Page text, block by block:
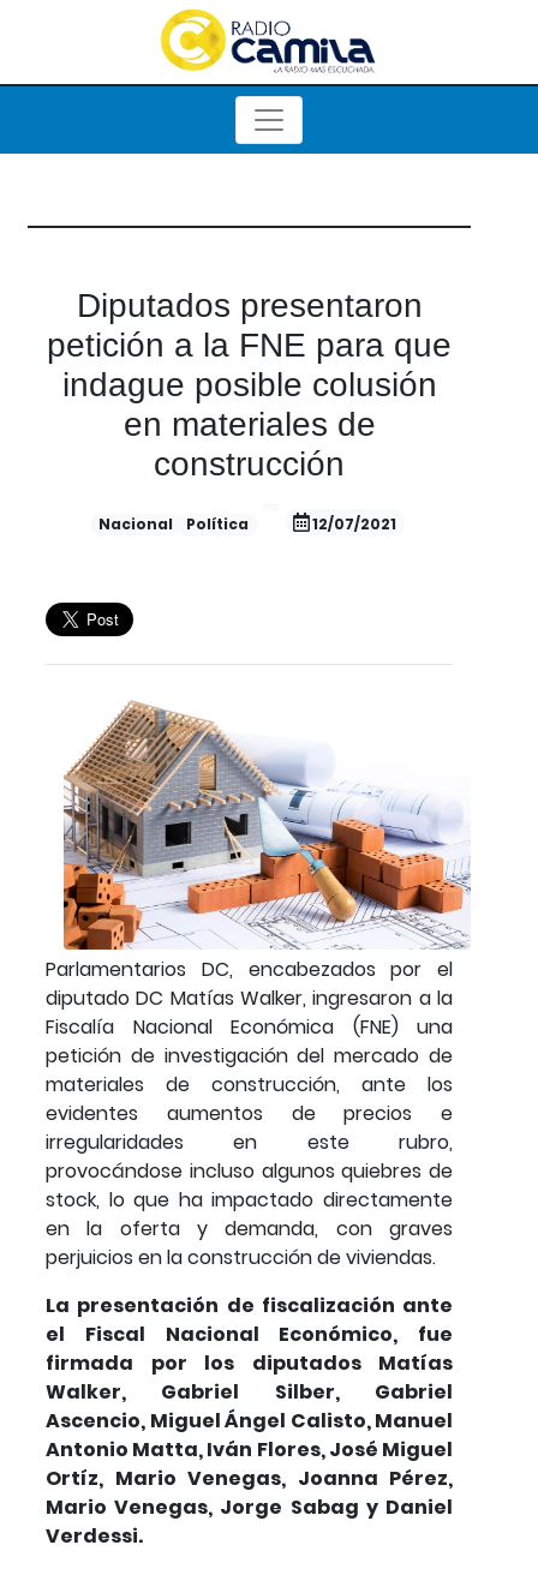
Diputados presentaron
petición a la FNE para que
indague posible colusión
en materiales de
construcción
Nacional Política 12/07/2021
Parlamentarios DC, encabezados por el
diputado DC Matías Walker, ingresaron a la
Fiscalía Nacional Económica (FNE) una
petición de investigación del mercado de
materiales de construcción, ante los
evidentes aumentos de precios e
irregularidades en este rubro,
provocándose incluso algunos quiebres de
stock, lo que ha impactado directamente
en la oferta y demanda, con graves
perjuicios en la construcción de viviendas.
La presentación de fiscalización ante
el Fiscal Nacional Económico, fue
firmada por los diputados Matías
Walker, Gabriel Silber, Gabriel
Ascencio, Miguel Ángel Calisto, Manuel
Antonio Matta, Iván Flores, José Miguel
Ortíz, Mario Venegas, Joanna Pérez,
Mario Venegas, Jorge Sabag y Daniel
Verdessi.